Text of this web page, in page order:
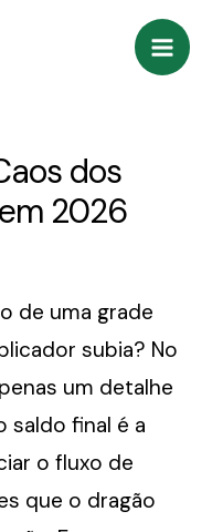
dos
2026
de uma grade
subia? No
um detalhe
saldo final é a
o fluxo de
que o dragão